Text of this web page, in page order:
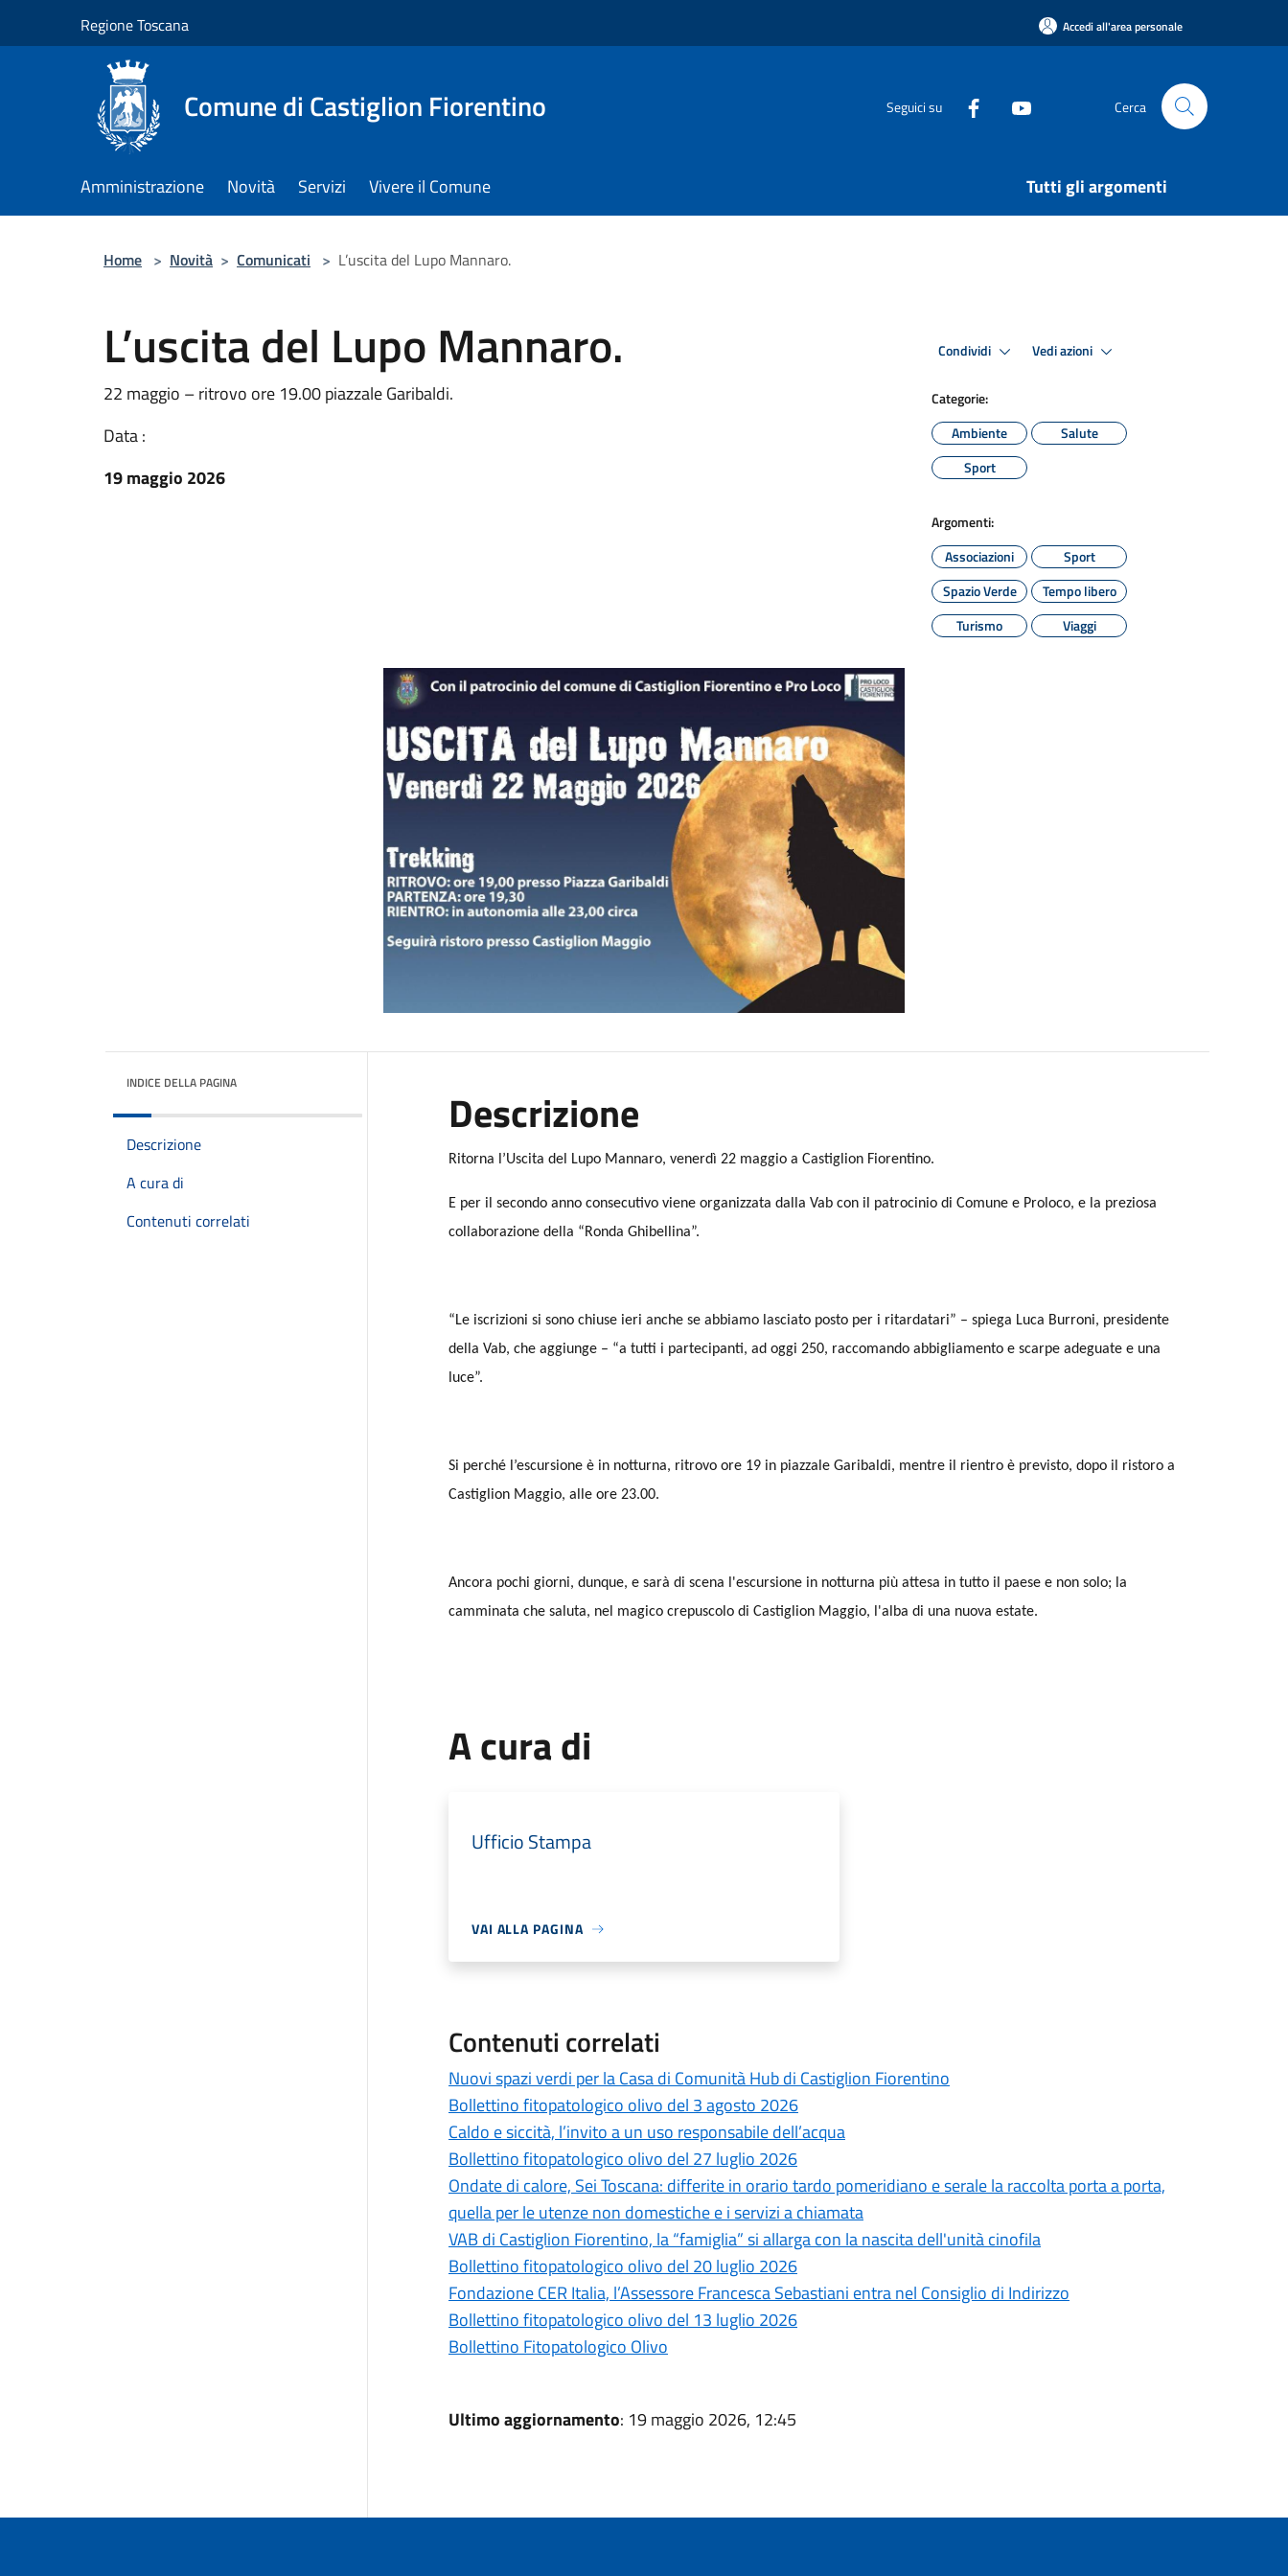
Regione Toscana Accedi all'area personale
Comune di Castiglion Fiorentino Seguici su Cerca
Amministrazione Novità Servizi Vivere il Comune Tutti gli argomenti
Home > Novità > Comunicati > L’uscita del Lupo Mannaro.
L’uscita del Lupo Mannaro.
22 maggio – ritrovo ore 19.00 piazzale Garibaldi.
Data :
19 maggio 2026
Condividi Vedi azioni
Categorie:
Ambiente
Salute
Sport
Argomenti:
Associazioni
Sport
Spazio Verde
Tempo libero
Turismo
Viaggi
INDICE DELLA PAGINA
Descrizione
A cura di
Contenuti correlati
Descrizione
Ritorna l’Uscita del Lupo Mannaro, venerdì 22 maggio a Castiglion Fiorentino.
E per il secondo anno consecutivo viene organizzata dalla Vab con il patrocinio di Comune e Proloco, e la preziosa
collaborazione della “Ronda Ghibellina”.
“Le iscrizioni si sono chiuse ieri anche se abbiamo lasciato posto per i ritardatari” – spiega Luca Burroni, presidente
della Vab, che aggiunge – “a tutti i partecipanti, ad oggi 250, raccomando abbigliamento e scarpe adeguate e una
luce”.
Si perché l’escursione è in notturna, ritrovo ore 19 in piazzale Garibaldi, mentre il rientro è previsto, dopo il ristoro a
Castiglion Maggio, alle ore 23.00.
Ancora pochi giorni, dunque, e sarà di scena l'escursione in notturna più attesa in tutto il paese e non solo; la
camminata che saluta, nel magico crepuscolo di Castiglion Maggio, l'alba di una nuova estate.
A cura di
Ufficio Stampa
VAI ALLA PAGINA
Contenuti correlati
Nuovi spazi verdi per la Casa di Comunità Hub di Castiglion Fiorentino
Bollettino fitopatologico olivo del 3 agosto 2026
Caldo e siccità, l’invito a un uso responsabile dell’acqua
Bollettino fitopatologico olivo del 27 luglio 2026
Ondate di calore, Sei Toscana: differite in orario tardo pomeridiano e serale la raccolta porta a porta,
quella per le utenze non domestiche e i servizi a chiamata
VAB di Castiglion Fiorentino, la “famiglia” si allarga con la nascita dell'unità cinofila
Bollettino fitopatologico olivo del 20 luglio 2026
Fondazione CER Italia, l’Assessore Francesca Sebastiani entra nel Consiglio di Indirizzo
Bollettino fitopatologico olivo del 13 luglio 2026
Bollettino Fitopatologico Olivo
Ultimo aggiornamento: 19 maggio 2026, 12:45